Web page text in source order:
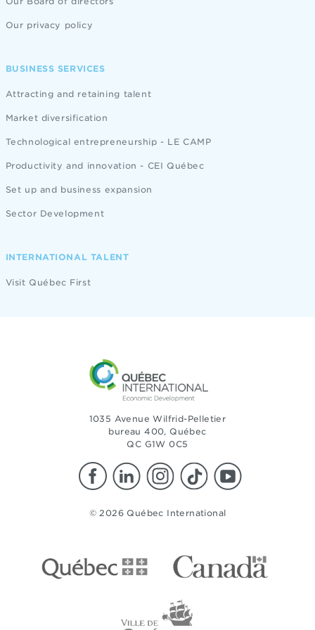
Our privacy policy
BUSINESS SERVICES
Attracting and retaining talent
Market diversification
Technological entrepreneurship - LE CAMP
Productivity and innovation - CEI Québec
Set up and business expansion
Sector Development
INTERNATIONAL TALENT
Visit Québec First
1035 Avenue Wilfrid-Pelletier
bureau 400, Québec
QC G1W 0C5
© 2026 Québec International